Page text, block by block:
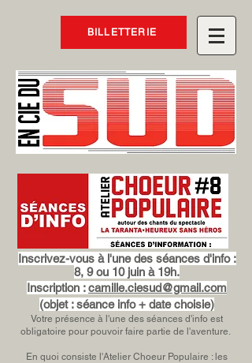
BILLETTERIE
Inscrivez-vous à l'une des séances d'info :
8, 9 ou 10 juin à 19h.
Inscription :camille.ciesud@gmail.com
(objet : séance info + date choisie)
Votre présence à l'une des séances d'info est
obligatoire pour pouvoir faire partie de l'aventure.
En quoi consiste l'Atelier Choeur Populaire : les